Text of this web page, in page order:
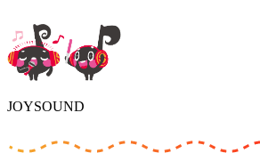
JOYSOUND